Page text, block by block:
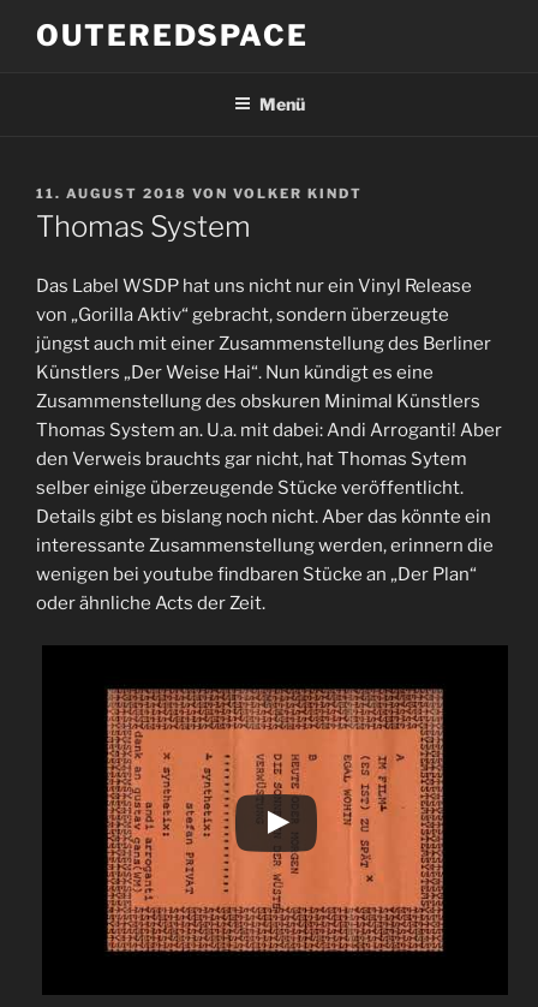
InhaltOUTEREDSPACE
Menü
VERÖFFENTLICHT
AM
11. AUGUST 2018 VON VOLKER KINDT
Thomas System
Das Label WSDP hat uns nicht nur ein Vinyl Release
von „Gorilla Aktiv“ gebracht, sondern überzeugte
jüngst auch mit einer Zusammenstellung des Berliner
Künstlers „Der Weise Hai“. Nun kündigt es eine
Zusammenstellung des obskuren Minimal Künstlers
Thomas System an. U.a. mit dabei: Andi Arroganti! Aber
den Verweis brauchts gar nicht, hat Thomas Sytem
selber einige überzeugende Stücke veröffentlicht.
Details gibt es bislang noch nicht. Aber das könnte ein
interessante Zusammenstellung werden, erinnern die
wenigen bei youtube findbaren Stücke an „Der Plan“
oder ähnliche Acts der Zeit.